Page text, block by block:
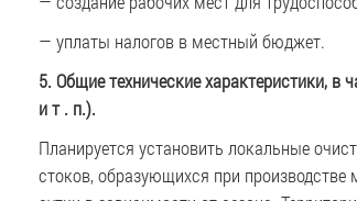
— уплаты налогов в местный бюджет.
5. Общие технические характеристики,
и т . п.).
Планируется установить локальные
стоков, образующихся при